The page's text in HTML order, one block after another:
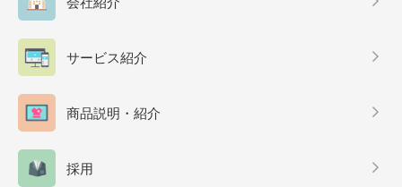
サービス紹介
商品説明・紹介
採用